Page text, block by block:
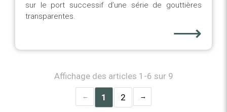
sur le port successif d’une série de gouttières
transparentes.
⟶
Affichage des articles 1-6 sur 9
1 2